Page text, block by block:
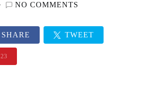
NO COMMENTS
SHARE TWEET
23